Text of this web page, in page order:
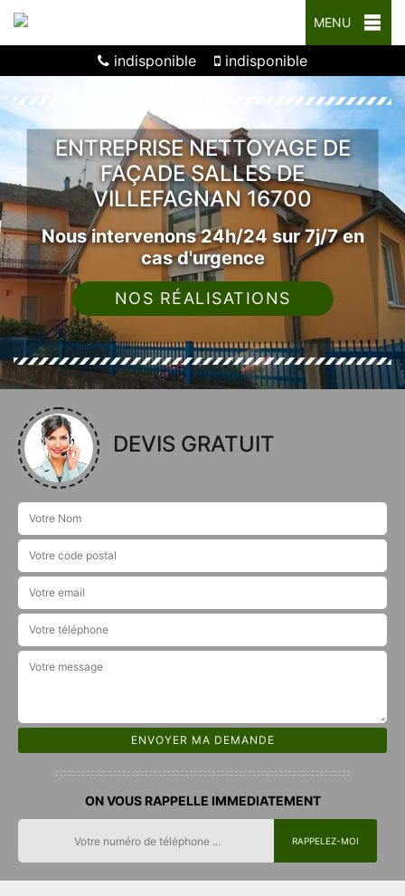
MENU
indisponible indisponible
ENTREPRISE NETTOYAGE DE
FAÇADE SALLES DE
VILLEFAGNAN 16700
Nous intervenons 24h/24 sur 7j/7 en
cas d'urgence
NOS RÉALISATIONS
DEVIS GRATUIT
ON VOUS RAPPELLE IMMEDIATEMENT